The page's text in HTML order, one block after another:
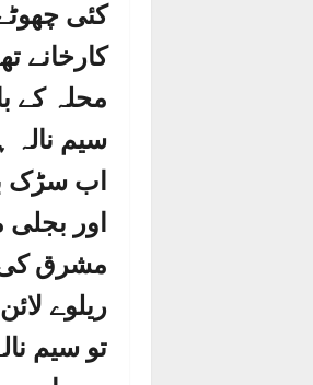
کئی
کارخانے
محلہ کے
سیم
اب سڑک
اور
مشرق
ریلوے
تو سیم